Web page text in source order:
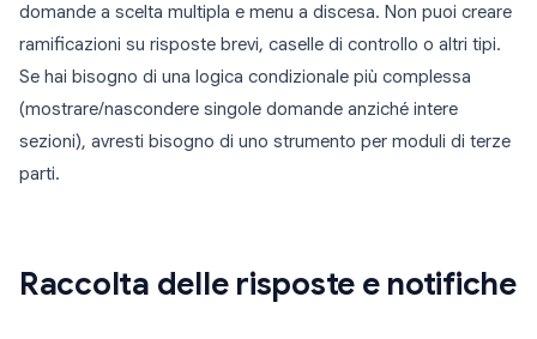
domande a scelta multipla e menu a discesa. Non puoi creare
ramificazioni su risposte brevi, caselle di controllo o altri tipi.
Se hai bisogno di una logica condizionale più complessa
(mostrare/nascondere singole domande anziché intere
sezioni), avresti bisogno di uno strumento per moduli di terze
parti.
Raccolta delle risposte e notifiche